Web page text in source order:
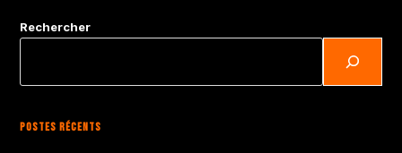
Rechercher
Postes Récents